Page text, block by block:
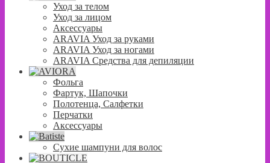
Уход за телом
Уход за лицом
Аксессуары
ARAVIA Уход за руками
ARAVIA Уход за ногами
ARAVIA Средства для депиляции
Фольга
Фартук, Шапочки
Полотенца, Салфетки
Перчатки
Аксессуары
Сухие шампуни для волос